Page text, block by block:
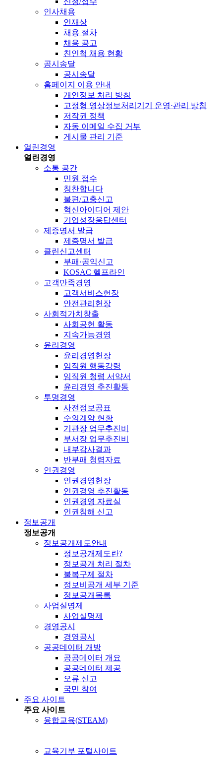
인사채용
인재상
채용 절차
채용 공고
친인척 채용 현황
공시송달
공시송달
홈페이지 이용 안내
개인정보 처리 방침
고정형 영상정보처리기기 운영·관리 방침
저작권 정책
자동 이메일 수집 거부
게시물 관리 기준
열린경영
열린경영
소통 공간
민원 접수
칭찬합니다
불편/고충신고
혁신아이디어 제안
기업성장응답센터
제증명서 발급
제증명서 발급
클린신고센터
부패·공익신고
KOSAC 헬프라인
고객만족경영
고객서비스헌장
안전관리헌장
사회적가치창출
사회공헌 활동
지속가능경영
윤리경영
윤리경영헌장
임직원 행동강령
임직원 청렴 서약서
윤리경영 추진활동
투명경영
사전정보공표
수의계약 현황
기관장 업무추진비
부서장 업무추진비
내부감사결과
반부패 청렴자료
인권경영
인권경영헌장
인권경영 추진활동
인권경영 자료실
인권침해 신고
정보공개
정보공개
정보공개제도안내
정보공개제도란?
정보공개 처리 절차
불복구제 절차
정보비공개 세부 기준
정보공개목록
사업실명제
사업실명제
경영공시
경영공시
공공데이터 개방
공공데이터 개요
공공데이터 제공
오류 신고
국민 참여
주요 사이트
주요 사이트
융합교육(STEAM)
교육기부 포털사이트